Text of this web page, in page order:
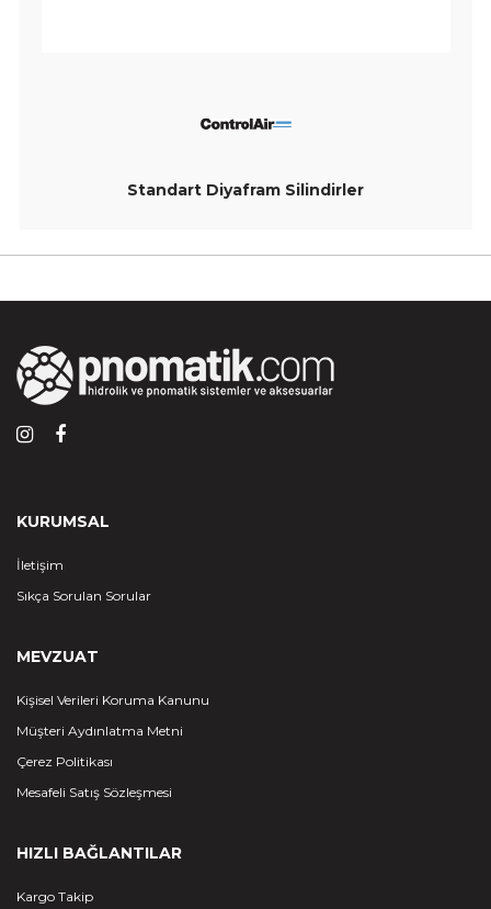
Standart Diyafram Silindirler
KURUMSAL
İletişim
Sıkça Sorulan Sorular
MEVZUAT
Kişisel Verileri Koruma Kanunu
Müşteri Aydınlatma Metni
Çerez Politikası
Mesafeli Satış Sözleşmesi
HIZLI BAĞLANTILAR
Kargo Takip